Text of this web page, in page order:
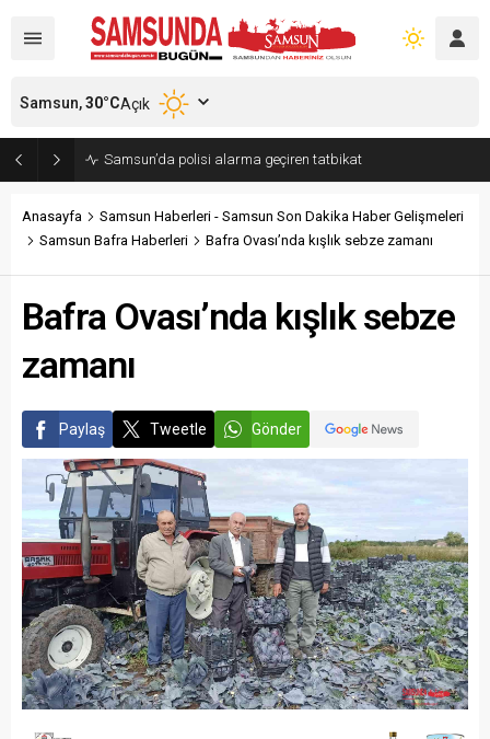
Samsun’da polisi alarma geçiren tatbikat
Samsun,30°CAçık
Anasayfa
Samsun Haberleri - Samsun Son Dakika Haber Gelişmeleri
Samsun Bafra Haberleri
Bafra Ovası’nda kışlık sebze zamanı
Bafra Ovası’nda kışlık sebze
zamanı
Paylaş Tweetle Gönder